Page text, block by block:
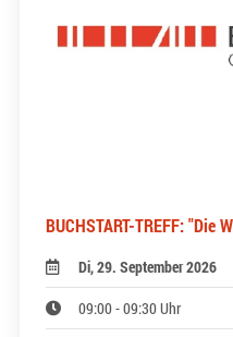
BUCHSTART-TREFF: "Die
Di, 29. September 2026
09:00 - 09:30 Uhr